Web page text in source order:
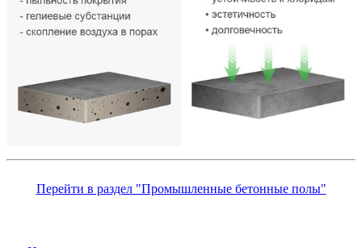
Перейти в раздел "Промышленные бетонные полы"